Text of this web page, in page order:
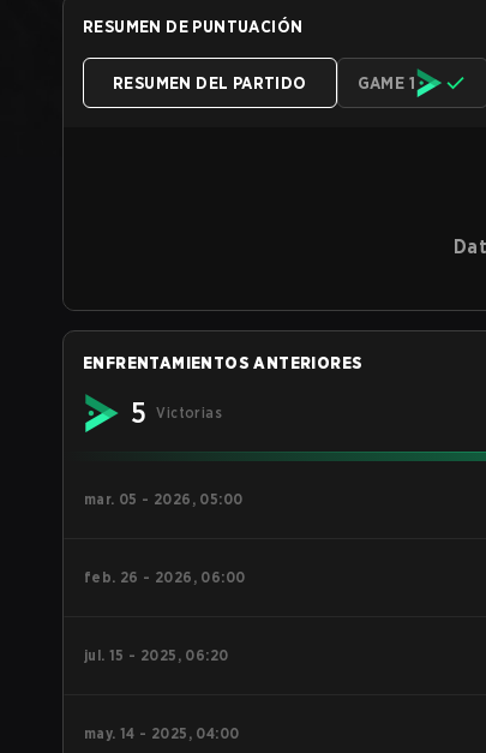
RESUMEN DE PUNTUACIÓN
RESUMEN DEL PARTIDO GAME 1
ENFRENTAMIENTOS ANTERIORES
5 Victorias
mar. 05 - 2026, 05:00
feb. 26 - 2026, 06:00
jul. 15 - 2025, 06:20
may. 14 - 2025, 04:00